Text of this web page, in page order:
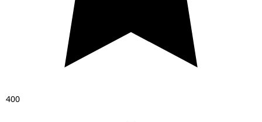
400